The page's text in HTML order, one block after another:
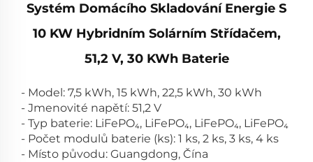
Systém Domácího Skladování Energie S
10 KW Hybridním Solárním Střídačem,
51,2 V, 30 KWh Baterie
- Model: 7,5 kWh, 15 kWh, 22,5 kWh, 30 kWh
- Jmenovité napětí: 51,2 V
- Typ baterie: LiFePO₄, LiFePO₄, LiFePO₄, LiFePO₄
- Počet modulů baterie (ks): 1 ks, 2 ks, 3 ks, 4 ks
- Místo původu: Guangdong, Čína